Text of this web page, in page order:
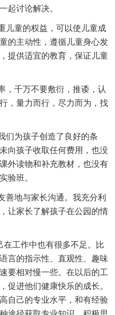
起讨论解决。
儿童的权益，可以使儿童成
的主动性，遵循儿童身心发
提供适宜的教育，保证儿童
，千万不要敷衍，推诿，认
，量力而行，尽力而为，找
们为孩子创造了良好的条
向孩子收取任何费用，也没
外读物和补充教材，也没有
验班。
善地与家长沟通。我充分利
让家长了解孩子在公园的情
在工作中也有很多不足。比
言的指示性、直观性、趣味
要相对慢一些。在以后的工
促进他们健康快乐的成长。
自己的专业水平，和有经验